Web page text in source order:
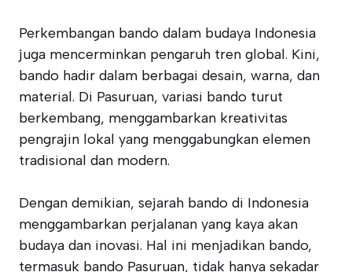
Perkembangan bando dalam budaya Indonesia
juga mencerminkan pengaruh tren global. Kini,
bando hadir dalam berbagai desain, warna, dan
material. Di Pasuruan, variasi bando turut
berkembang, menggambarkan kreativitas
pengrajin lokal yang menggabungkan elemen
tradisional dan modern.
Dengan demikian, sejarah bando di Indonesia
menggambarkan perjalanan yang kaya akan
budaya dan inovasi. Hal ini menjadikan bando,
termasuk bando Pasuruan, tidak hanya sekadar